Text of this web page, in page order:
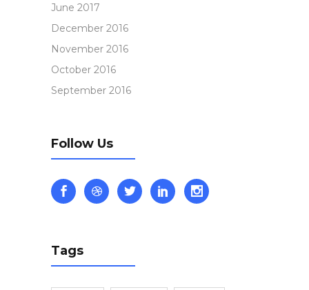
June 2017
December 2016
November 2016
October 2016
September 2016
Follow Us
Tags